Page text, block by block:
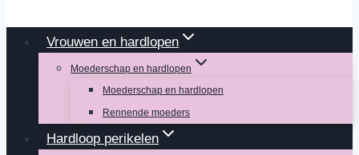
Vrouwen en hardlopen
Moederschap en hardlopen
Moederschap en hardlopen
Rennende moeders
Hardloop perikelen